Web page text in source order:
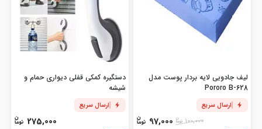
لیف جادویی لایه بردار پوست مدل
Pororo B-628
ارسال سریع
100,000
97,000
دستگیره کمکی قفلی دیواری حمام و
شیشه
ارسال سریع
275,000